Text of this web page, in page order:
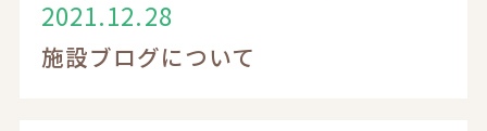
2021.12.28
施設ブログについて